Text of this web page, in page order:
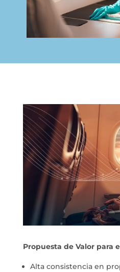
Propuesta de Valor para
Alta consistencia en